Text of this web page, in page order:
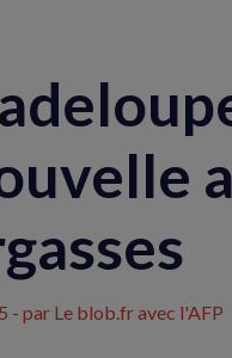
- par Le blob.fr avec l'AFP